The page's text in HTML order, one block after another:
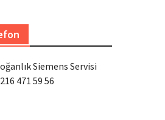
Siemens Servisi
471 59 56